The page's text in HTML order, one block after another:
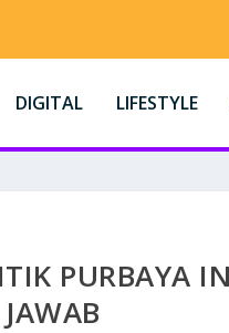
DIGITAL LIFESTYLE
PURBAYA